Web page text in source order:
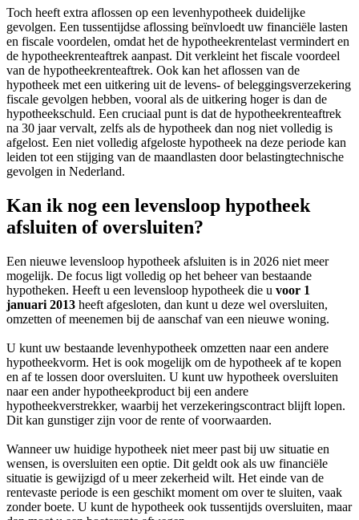
Toch heeft extra aflossen op een levenhypotheek duidelijke
gevolgen. Een tussentijdse aflossing beïnvloedt uw financiële lasten
en fiscale voordelen, omdat het de hypotheekrentelast vermindert en
de hypotheekrenteaftrek aanpast. Dit verkleint het fiscale voordeel
van de hypotheekrenteaftrek. Ook kan het aflossen van de
hypotheek met een uitkering uit de levens- of beleggingsverzekering
fiscale gevolgen hebben, vooral als de uitkering hoger is dan de
hypotheekschuld. Een cruciaal punt is dat de hypotheekrenteaftrek
na 30 jaar vervalt, zelfs als de hypotheek dan nog niet volledig is
afgelost. Een niet volledig afgeloste hypotheek na deze periode kan
leiden tot een stijging van de maandlasten door belastingtechnische
gevolgen in Nederland.
Kan ik nog een levensloop hypotheek
afsluiten of oversluiten?
Een nieuwe levensloop hypotheek afsluiten is in 2026 niet meer
mogelijk. De focus ligt volledig op het beheer van bestaande
hypotheken. Heeft u een levensloop hypotheek die u voor 1
januari 2013 heeft afgesloten, dan kunt u deze wel oversluiten,
omzetten of meenemen bij de aanschaf van een nieuwe woning.
U kunt uw bestaande levenhypotheek omzetten naar een andere
hypotheekvorm. Het is ook mogelijk om de hypotheek af te kopen
en af te lossen door oversluiten. U kunt uw hypotheek oversluiten
naar een ander hypotheekproduct bij een andere
hypotheekverstrekker, waarbij het verzekeringscontract blijft lopen.
Dit kan gunstiger zijn voor de rente of voorwaarden.
Wanneer uw huidige hypotheek niet meer past bij uw situatie en
wensen, is oversluiten een optie. Dit geldt ook als uw financiële
situatie is gewijzigd of u meer zekerheid wilt. Het einde van de
rentevaste periode is een geschikt moment om over te sluiten, vaak
zonder boete. U kunt de hypotheek ook tussentijds oversluiten, maar